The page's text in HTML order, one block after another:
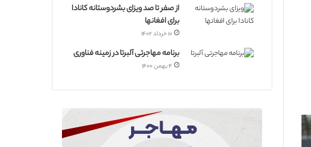
از صفر تا صد ویزای بشردوستانه کانادا
برای افغانها
۱۰ خرداد ۱۴۰۲
برنامه مهاجرتی آلبرتا در زمینه فناوری
۴ بهمن ۱۴۰۰